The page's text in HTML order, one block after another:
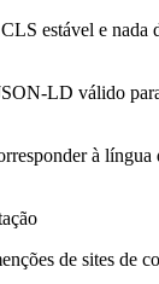
estável e nada
LD válido
à língua
de sites de